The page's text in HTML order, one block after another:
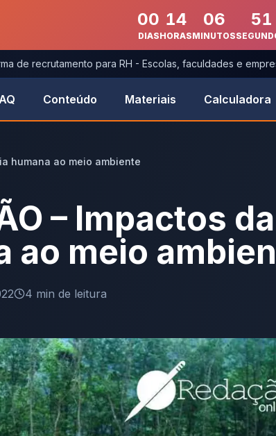
00
DIAS
14
HORAS
06
MINUTOS
51
de recrutamento para RH - Escolas, faculdades e
Conteúdo Materiais Calculadora
humana ao meio ambiente
– Impactos da
ao meio
4 min de leitura